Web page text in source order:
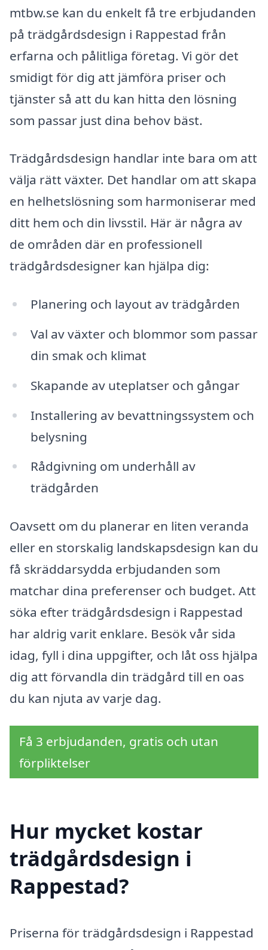
mtbw.se kan du enkelt få tre erbjudanden
på trädgårdsdesign i Rappestad från
erfarna och pålitliga företag. Vi gör det
smidigt för dig att jämföra priser och
tjänster så att du kan hitta den lösning
som passar just dina behov bäst.
Trädgårdsdesign handlar inte bara om att
välja rätt växter. Det handlar om att skapa
en helhetslösning som harmoniserar med
ditt hem och din livsstil. Här är några av
de områden där en professionell
trädgårdsdesigner kan hjälpa dig:
Planering och layout av trädgården
Val av växter och blommor som passar
din smak och klimat
Skapande av uteplatser och gångar
Installering av bevattningssystem och
belysning
Rådgivning om underhåll av
trädgården
Oavsett om du planerar en liten veranda
eller en storskalig landskapsdesign kan du
få skräddarsydda erbjudanden som
matchar dina preferenser och budget. Att
söka efter trädgårdsdesign i Rappestad
har aldrig varit enklare. Besök vår sida
idag, fyll i dina uppgifter, och låt oss hjälpa
dig att förvandla din trädgård till en oas
du kan njuta av varje dag.
Få 3 erbjudanden, gratis och utan
förpliktelser
Hur mycket kostar
trädgårdsdesign i
Rappestad?
Priserna för trädgårdsdesign i Rappestad